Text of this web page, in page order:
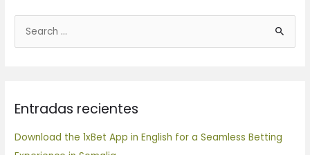
u
a
Entradas recientes
Download the 1xBet App in English for a Seamless Betting